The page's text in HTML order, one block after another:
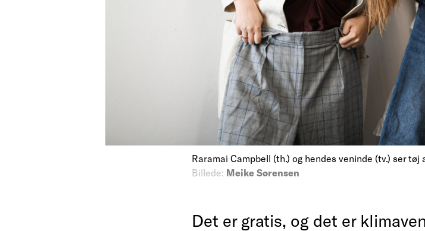
Raramai Campbell (th.) og hendes veninde (tv.) ser
Billede: Meike Sørensen
Det er gratis, og det er